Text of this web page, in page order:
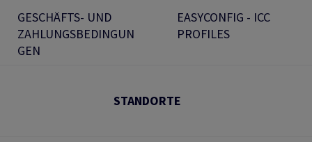
GESCHÄFTS- UND
ZAHLUNGSBEDINGUN
GEN
EASYCONFIG - ICC
PROFILES
STANDORTE